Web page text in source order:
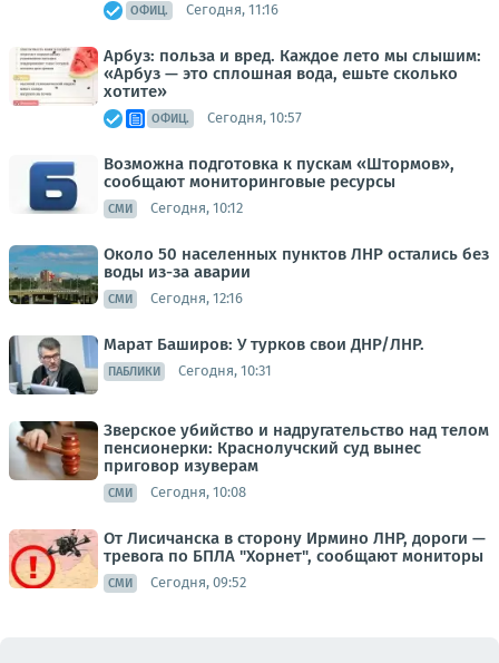
ОФИЦ. Сегодня, 11:16
Арбуз: польза и вред. Каждое лето мы слышим:
«Арбуз — это сплошная вода, ешьте сколько
хотите»
ОФИЦ. Сегодня, 10:57
Возможна подготовка к пускам «Штормов»,
сообщают мониторинговые ресурсы
СМИ Сегодня, 10:12
Около 50 населенных пунктов ЛНР остались без
воды из-за аварии
СМИ Сегодня, 12:16
Марат Баширов: У турков свои ДНР/ЛНР.
ПАБЛИКИ Сегодня, 10:31
Зверское убийство и надругательство над телом
пенсионерки: Краснолучский суд вынес
приговор изуверам
СМИ Сегодня, 10:08
От Лисичанска в сторону Ирмино ЛНР, дороги —
тревога по БПЛА "Хорнет", сообщают мониторы
СМИ Сегодня, 09:52